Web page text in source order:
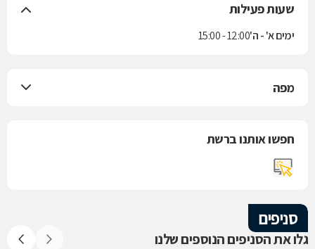
שעות פעילות
ימים א' - ה'12:00 - 15:00
מפה
חפשו אותנו ברשת
סניפים
גלו את הסניפים הנוספים שלנו